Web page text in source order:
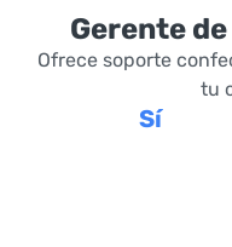
Gerente
Ofrece soporte
tu
Sí